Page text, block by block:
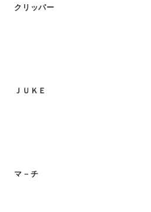
クリッパー
ＪＵＫＥ
マ－チ